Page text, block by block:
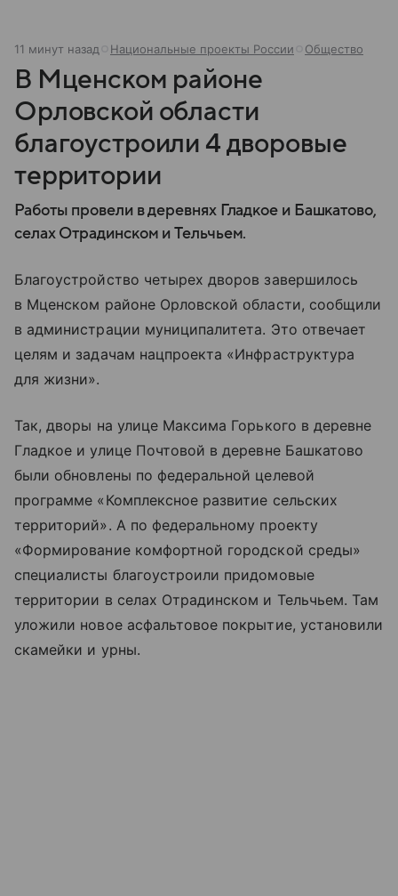
11 минут назад Национальные проекты России Общество
В Мценском районе
Орловской области
благоустроили 4 дворовые
территории
Работы провели в деревнях Гладкое и Башкатово,
селах Отрадинском и Тельчьем.
Благоустройство четырех дворов завершилось
в Мценском районе Орловской области, сообщили
в администрации муниципалитета. Это отвечает
целям и задачам нацпроекта «Инфраструктура
для жизни».
Так, дворы на улице Максима Горького в деревне
Гладкое и улице Почтовой в деревне Башкатово
были обновлены по федеральной целевой
программе «Комплексное развитие сельских
территорий». А по федеральному проекту
«Формирование комфортной городской среды»
специалисты благоустроили придомовые
территории в селах Отрадинском и Тельчьем. Там
уложили новое асфальтовое покрытие, установили
скамейки и урны.